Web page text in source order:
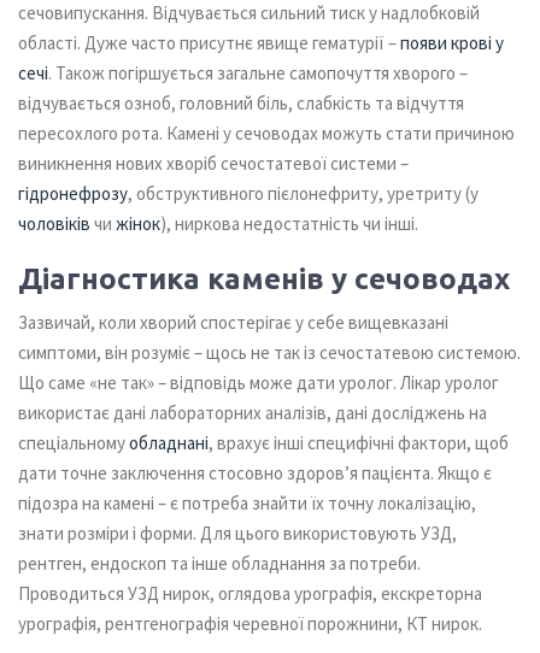
сечовипускання. Відчувається сильний тиск у надлобковій
області. Дуже часто присутнє явище гематурії –появи крові у
сечі. Також погіршується загальне самопочуття хворого –
відчувається озноб, головний біль, слабкість та відчуття
пересохлого рота. Камені у сечоводах можуть стати причиною
виникнення нових хворіб сечостатевої системи –
гідронефрозу, обструктивного пієлонефриту, уретриту (у
чоловіків чи жінок), ниркова недостатність чи інші.
Діагностика каменів у сечоводах
Зазвичай, коли хворий спостерігає у себе вищевказані
симптоми, він розуміє – щось не так із сечостатевою системою.
Що саме «не так» – відповідь може дати уролог. Лікар уролог
використає дані лабораторних аналізів, дані досліджень на
спеціальномуобладнані, врахує інші специфічні фактори, щоб
дати точне заключення стосовно здоров’я пацієнта. Якщо є
підозра на камені – є потреба знайти їх точну локалізацію,
знати розміри і форми. Для цього використовують УЗД,
рентген, ендоскоп та інше обладнання за потреби.
Проводиться УЗД нирок, оглядова урографія, екскреторна
урографія, рентгенографія черевної порожнини, КТ нирок.